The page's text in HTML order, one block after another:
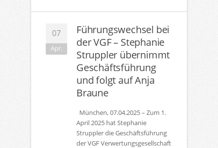
07
Apr.
Führungswechsel bei
der VGF – Stephanie
Struppler übernimmt
Geschäftsführung
und folgt auf Anja
Braune
München, 07.04.2025 – Zum 1.
April 2025 hat Stephanie
Struppler die Geschäftsführung
der VGF Verwertungsgesellschaft